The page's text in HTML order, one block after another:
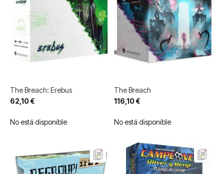
The Breach: Erebus
62,10 €
No está disponible
The Breach
116,10 €
No está disponible